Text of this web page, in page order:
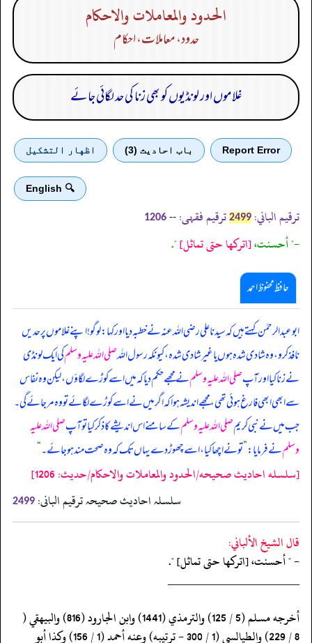
الحدود والمعاملات والاحكام
حدود، معاملات، احکام
غلاموں اور لونڈیوں کو بھی زنا کی حد لگائی جائے
Report Error باب احادیث (3) اظهار التشكيل
🔍 English
ترقیم الباني: 2499 ترقیم فقہی: --
1206
-" أحسنت،[اتركها حتى تماثل]".
حافظ محفوظ احمد
ابوعبدالرحمٰن کہتے ہیں کہ سیدنا علی رضی اللہ عنہ نے خطبہ دیا اور کہا: لوگو! اپنے غلاموں پر حدیں
نافذ کرو، وہ شادی شدہ ہوں یا غیر شادی شدہ، کیونکہ رسول اللہصلی اللہ علیہ وسلمکی ایک لونڈی
نے زنا کیا اور آپصلی اللہ علیہ وسلمنے مجھے حکم دیا کہ میں اسے کوڑے لگاؤں، لیکن وہ نفاس
سے ابھی ابھی فارغ ہوئی تھی، مجھے اندیشہ ہوا کہ اگر میں نے اسے کوڑے لگائے تو وہ مر جائے گی۔
جب میں نے نبی کریمصلی اللہ علیہ وسلمکے سامنے اس اندیشے کا ذکر کیا تو آپصلی اللہ علیہ
وسلمنے فرمایا:”تو نے اچھا کیا، اسے چھوڑ دے یہاں تک کہ وہ صحت مند ہو جائے۔“
[سلسله احاديث صحيحه/الحدود والمعاملات والاحكام/حدیث: 1206]
سلسلہ احادیث صحیحہ ترقیم البانی: 2499
قال الشيخ الألباني:
- " أحسنت، [اتركها حتى تماثل] ".
‏‏‏‏_____________________
‏‏‏‏أخرجه مسلم (5 / 125) والترمذي (1441) وابن الجارود (816) والبيهقي (